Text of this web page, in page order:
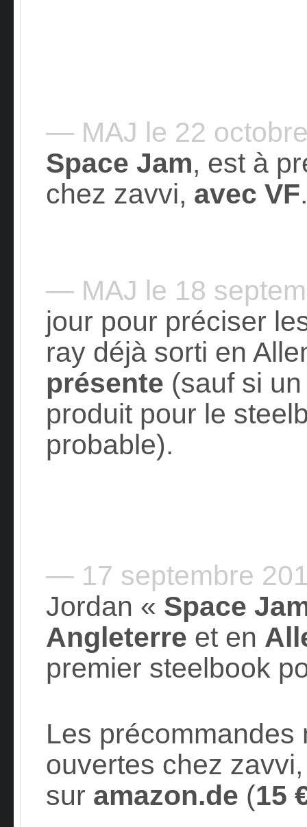
— MAJ le 22
Space Jam, est à
chez zavvi, avec VF
— MAJ le 18
jour pour préciser
ray déjà sorti en
présente (sauf si
produit pour le
probable).
— 17 septembre
Jordan « Space
Angleterre et en
premier steelbook
Les
ouvertes chez
sur amazon.de (15